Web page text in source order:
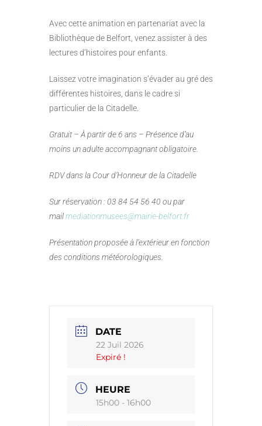
Avec cette animation en partenariat avec la
Bibliothèque de Belfort, venez assister à des
lectures d’histoires pour enfants.
Laissez votre imagination s’évader au gré des
différentes histoires, dans le cadre si
particulier de la Citadelle.
Gratuit – À partir de 6 ans – Présence d’au
moins un adulte accompagnant obligatoire.
RDV dans la Cour d’Honneur de la Citadelle
Sur réservation : 03 84 54 56 40 ou par
mailmediationmusees@mairie-belfort.fr
Présentation proposée à l’extérieur en fonction
des conditions météorologiques.
DATE
22 Juil 2026
Expiré !
HEURE
15h00 - 16h00